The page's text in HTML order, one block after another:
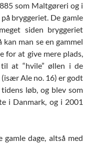
som Maltgøreri og i
bryggeriet. De gamle
siden bryggeriet
man se en gammel
for at give mere plads,
at “hvile” øllen i de
Ale no. 16) er godt
løb, og blev som
i Danmark, og i 2001
dage, altså med